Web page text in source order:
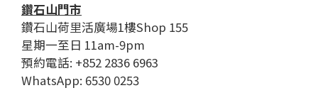
鑽石山門市
鑽石山荷里活廣場1樓Shop 155
星期一至日 11am-9pm
預約電話: +852 2836 6963
WhatsApp: 6530 0253